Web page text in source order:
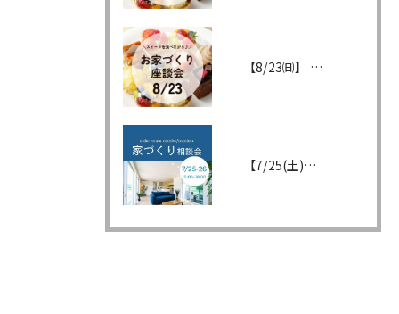
【8/23㈰】 「回遊動線と収納」の暮らし
【7/25(土)・26(日)】新築かリノベか。